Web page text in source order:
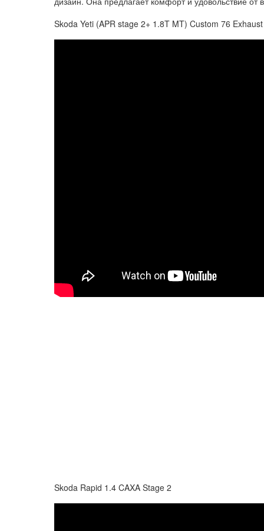
Skoda Yeti (APR stage 2+ 1.8T MT) Custom 76 Exhaust
Skoda Rapid 1.4 CAXA Stage 2